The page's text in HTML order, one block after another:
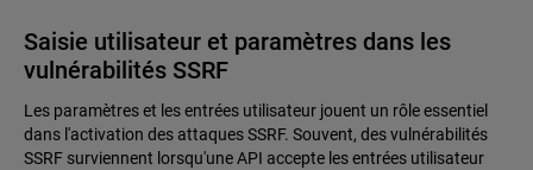
Saisie utilisateur et paramètres dans les
vulnérabilités SSRF
Les paramètres et les entrées utilisateur jouent un rôle essentiel
dans l'activation des attaques SSRF. Souvent, des vulnérabilités
SSRF surviennent lorsqu'une API accepte les entrées utilisateur